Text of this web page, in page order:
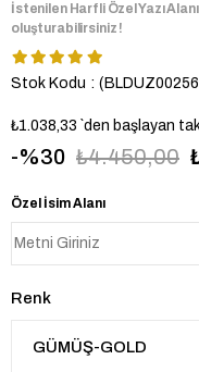
İstenilen Harfli Özel Yazı
oluşturabilirsiniz !
Stok Kodu
₺1.038,33 `den başlayan
30 ₺4.450,00
Özel İsim Alanı
Renk